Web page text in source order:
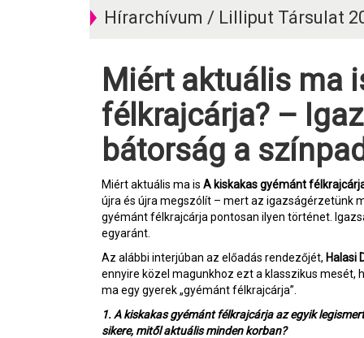
Hírarchívum / Lilliput Társulat
Miért aktuális ma is A kiskakas gyémánt
félkrajcárja? –
bátorság a
Miért aktuális ma is A kiskakas gyémánt
újra és újra megszólít – mert az igazságérzetünk
gyémánt félkrajcárja pontosan ilyen történet.
egyaránt.
Az alábbi interjúban az előadás rendezőjét, Halasi
ennyire közel magunkhoz ezt a klasszikus mesét,
ma egy gyerek „gyémánt félkrajcárja”.
1. A kiskakas gyémánt félkrajcárja az egyik
sikere, mitől aktuális minden korban?